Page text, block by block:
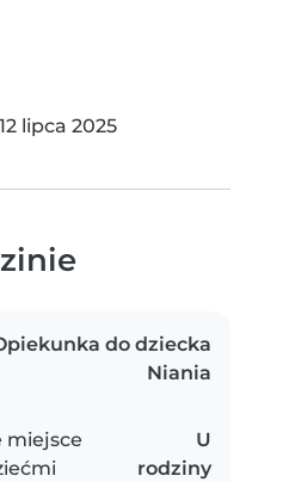
12 lipca 2025
do dziecka
Niania
miejsce
U
rodziny